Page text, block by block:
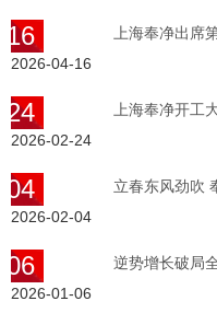
16
2026-04-16
上海奉净出席
24
2026-02-24
上海奉净开工
04
2026-02-04
立春东风劲吹
06
2026-01-06
逆势增长破局